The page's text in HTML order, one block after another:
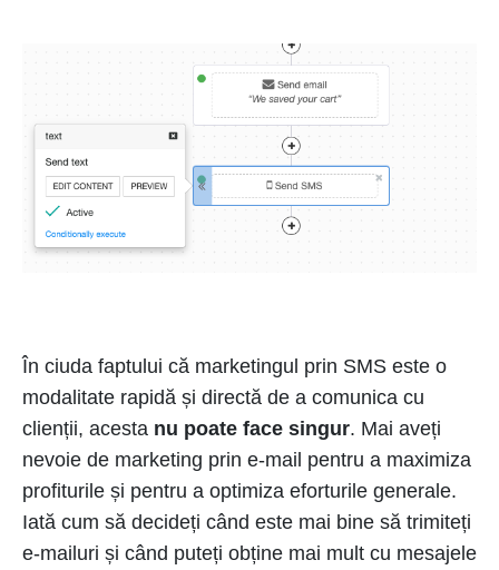
În ciuda faptului că marketingul prin SMS este o
modalitate rapidă și directă de a comunica cu
clienții, acesta nu poate face singur. Mai aveți
nevoie de marketing prin e-mail pentru a maximiza
profiturile și pentru a optimiza eforturile generale.
Iată cum să decideți când este mai bine să trimiteți
e-mailuri și când puteți obține mai mult cu mesajele